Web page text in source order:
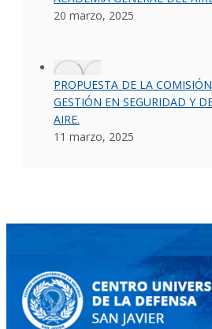
20 marzo, 2025
PROPUESTA DE LA
GESTIÓN EN SEGURIDAD Y
AIRE.
11 marzo, 2025